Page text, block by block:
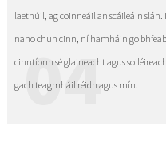
laethúil, ag coinneáil an scáileáin
nano chun cinn, ní hamháin go
cinntíonn sé glaineacht agus
gach teagmháil réidh agus mín.
04